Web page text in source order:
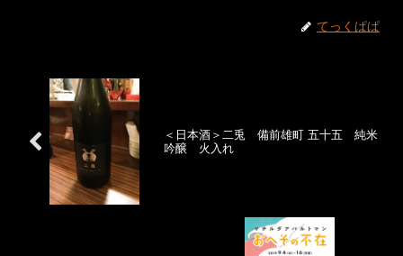
てっくぱぱ
＜日本酒＞二兎 備前雄町 五十五 純米
吟醸 火入れ